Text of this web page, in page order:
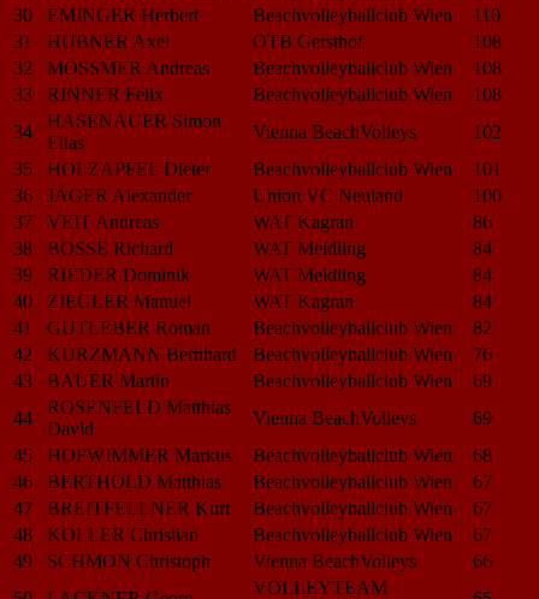
30
EMINGER Herbert Beachvolleyballclub Wien
110
31
HÜBNER Axel ÖTB Gersthof
108
32
MÖSSMER Andreas Beachvolleyballclub Wien
108
33
RINNER Felix Beachvolleyballclub Wien
108
34
HASENAUER Simon
Elias
Vienna BeachVolleys
102
35
HOLZAPFEL Dieter Beachvolleyballclub Wien
101
36
JÄGER Alexander Union VC Neuland
100
37
VEIT Andreas WAT Kagran
86
38
BOSSE Richard WAT Meidling
84
39
RIEDER Dominik WAT Meidling
84
40
ZIEGLER Manuel WAT Kagran
84
41
GUTLEBER Roman Beachvolleyballclub Wien
82
42
KURZMANN Bernhard Beachvolleyballclub Wien
76
43
BAUER Martin Beachvolleyballclub Wien
69
44
ROSENFELD Matthias
David
Vienna BeachVolleys
69
45
HOFWIMMER Markus Beachvolleyballclub Wien
68
46
BERTHOLD Matthias Beachvolleyballclub Wien
67
47
BREITFELLNER Kurt Beachvolleyballclub Wien
67
48
KOLLER Christian Beachvolleyballclub Wien
67
49
SCHMON Christoph Vienna BeachVolleys
66
VOLLEYTEAM